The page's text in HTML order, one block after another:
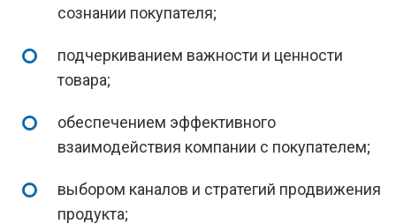
сознании покупателя;
подчеркиванием важности и ценности
товара;
обеспечением эффективного
взаимодействия компании с покупателем;
выбором каналов и стратегий продвижения
продукта;